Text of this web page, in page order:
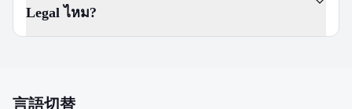
Legal ไหม?
言語切替